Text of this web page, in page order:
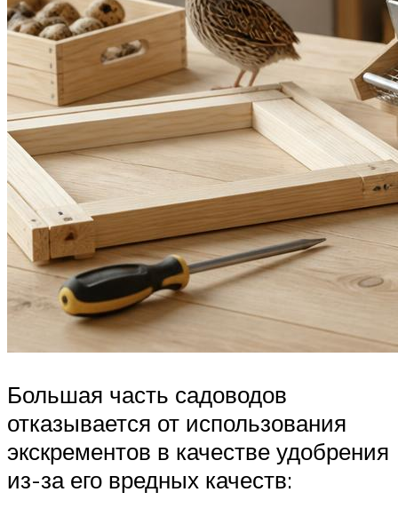
Большая часть садоводов
отказывается от использования
экскрементов в качестве удобрения
из-за его вредных качеств: